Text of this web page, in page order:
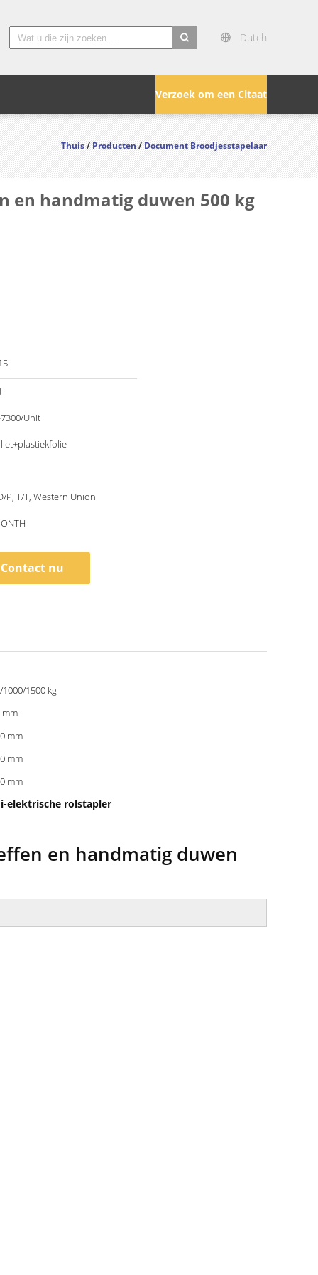
Dutch
Verzoek om een Citaat
Thuis/Producten/Document Broodjesstapelaar
en handmatig duwen 500 kg
Unit
P, T/T, Western Union
Contact nu
1000/1500 kg
mm
mm
mm
mm
elektrische rolstapler
en handmatig duwen